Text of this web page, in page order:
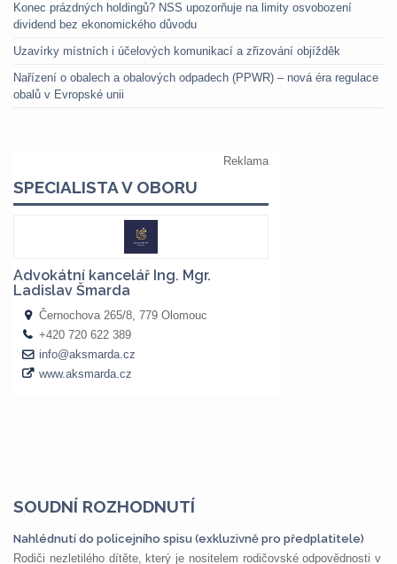
Konec prázdných holdingů? NSS upozorňuje na limity osvobození
dividend bez ekonomického důvodu
Uzavírky místních i účelových komunikací a zřizování objížděk
Nařízení o obalech a obalových odpadech (PPWR) – nová éra regulace
obalů v Evropské unii
SOUDNÍ ROZHODNUTÍ
Nahlédnutí do policejního spisu (exkluzivně pro předplatitele)
Rodiči nezletilého dítěte, který je nositelem rodičovské odpovědnosti v